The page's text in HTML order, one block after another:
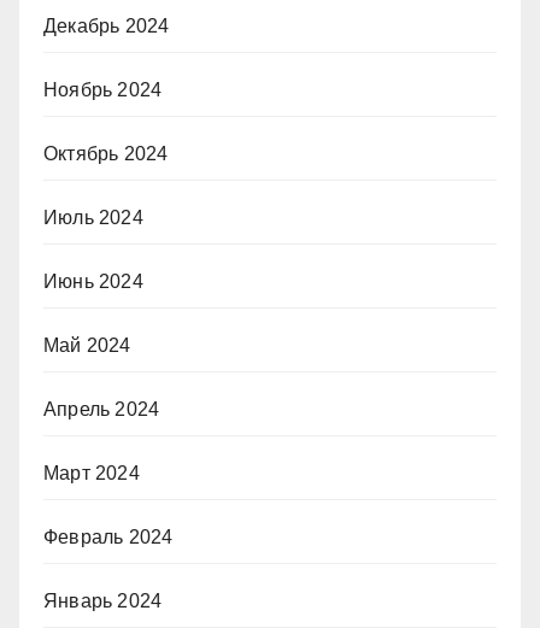
Декабрь 2024
Ноябрь 2024
Октябрь 2024
Июль 2024
Июнь 2024
Май 2024
Апрель 2024
Март 2024
Февраль 2024
Январь 2024